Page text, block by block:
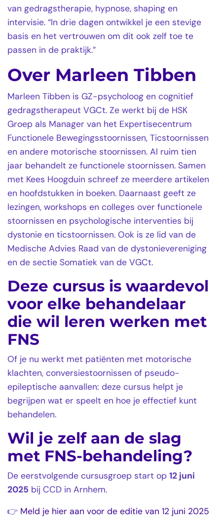
van gedragstherapie, hypnose, shaping en
intervisie. “In drie dagen ontwikkel je een stevige
basis en het vertrouwen om dit ook zelf toe te
passen in de praktijk.”
Over Marleen Tibben
Marleen Tibben is GZ-psycholoog en cognitief
gedragstherapeut VGCt. Ze werkt bij de HSK
Groep als Manager van het Expertisecentrum
Functionele Bewegingsstoornissen, Ticstoornissen
en andere motorische stoornissen. Al ruim tien
jaar behandelt ze functionele stoornissen. Samen
met Kees Hoogduin schreef ze meerdere artikelen
en hoofdstukken in boeken. Daarnaast geeft ze
lezingen, workshops en colleges over functionele
stoornissen en psychologische interventies bij
dystonie en ticstoornissen. Ook is ze lid van de
Medische Advies Raad van de dystonievereniging
en de sectie Somatiek van de VGCt.
Deze cursus is waardevol
voor elke behandelaar
die wil leren werken met
FNS
Of je nu werkt met patiënten met motorische
klachten, conversiestoornissen of pseudo-
epileptische aanvallen: deze cursus helpt je
begrijpen wat er speelt en hoe je effectief kunt
behandelen.
Wil je zelf aan de slag
met FNS-behandeling?
De eerstvolgende cursusgroep start op 12 juni
2025 bij CCD in Arnhem.
👉 Meld je hier aan voor de editie van 12 juni 2025